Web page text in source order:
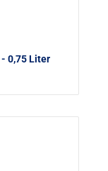
- 0,75 Liter